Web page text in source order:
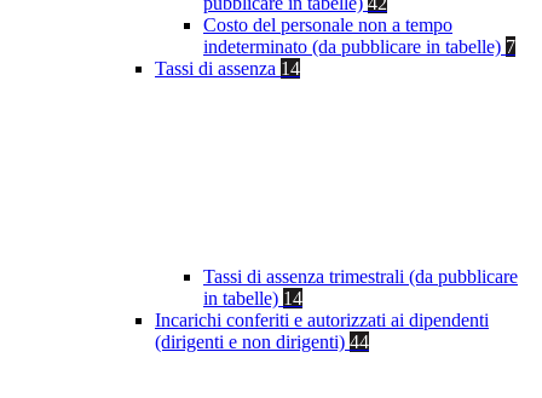
Costo del personale non a tempo
indeterminato (da pubblicare in tabelle) 7
Tassi di assenza 14
Tassi di assenza trimestrali (da pubblicare
in tabelle) 14
Incarichi conferiti e autorizzati ai dipendenti
(dirigenti e non dirigenti) 44